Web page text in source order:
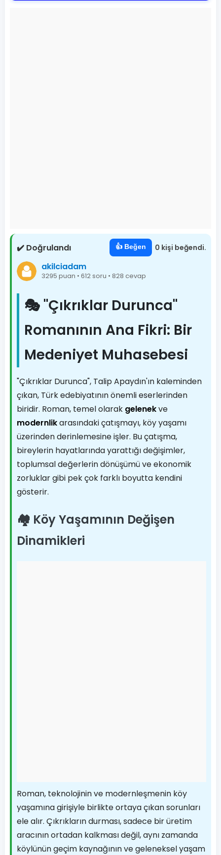
✔️ Doğrulandı 👍 Beğen 0 kişi beğendi.
akilciadam
3295 puan • 612 soru • 828 cevap
🎭 "Çıkrıklar Durunca"
Romanının Ana Fikri: Bir
Medeniyet Muhasebesi
"Çıkrıklar Durunca", Talip Apaydın'ın kaleminden
çıkan, Türk edebiyatının önemli eserlerinden
biridir. Roman, temel olarak gelenekve
modernlikarasındaki çatışmayı, köy yaşamı
üzerinden derinlemesine işler. Bu çatışma,
bireylerin hayatlarında yarattığı değişimler,
toplumsal değerlerin dönüşümü ve ekonomik
zorluklar gibi pek çok farklı boyutta kendini
gösterir.
🏘️ Köy Yaşamının Değişen
Dinamikleri
Roman, teknolojinin ve modernleşmenin köy
yaşamına girişiyle birlikte ortaya çıkan sorunları
ele alır. Çıkrıkların durması, sadece bir üretim
aracının ortadan kalkması değil, aynı zamanda
köylünün geçim kaynağının ve geleneksel yaşam